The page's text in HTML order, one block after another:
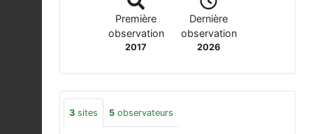
Première
observation
2017
Dernière
observation
2026
3 sites 5 observateurs